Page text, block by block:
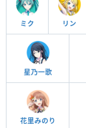
ミク リン
星乃一歌
花里みのり